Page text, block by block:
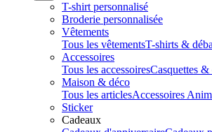
T-shirt personnalisé
Broderie personnalisée
Vêtements
Tous les vêtementsT-shirts &
Accessoires
Tous les accessoiresCasquettes &
Maison & déco
Tous les articlesAccessoires
Sticker
Cadeaux